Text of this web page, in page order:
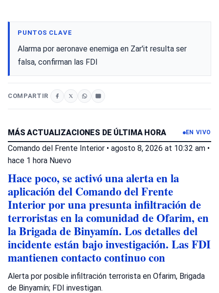
PUNTOS CLAVE
Alarma por aeronave enemiga en Zar'it resulta ser
falsa, confirman las FDI
COMPARTIR
MÁS ACTUALIZACIONES DE ÚLTIMA HORA EN VIVO
Comando del Frente Interior • agosto 8, 2026 at 10:32 am •
hace 1 hora Nuevo
Hace poco, se activó una alerta en la
aplicación del Comando del Frente
Interior por una presunta infiltración de
terroristas en la comunidad de Ofarim, en
la Brigada de Binyamín. Los detalles del
incidente están bajo investigación. Las FDI
mantienen contacto continuo con
Alerta por posible infiltración terrorista en Ofarim, Brigada
de Binyamín; FDI investigan.